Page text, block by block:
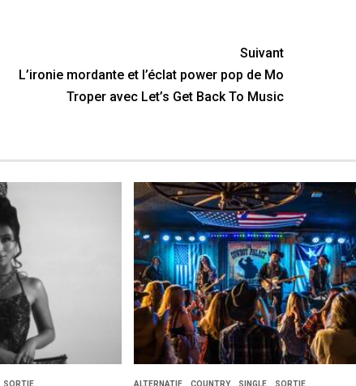
Suivant
L’ironie mordante et l’éclat power pop de Mo
Troper avec Let’s Get Back To Music